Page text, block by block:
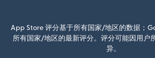
App Store 评分基于所有国家/地区的数据；
所有国家/地区的最新评分。评分可能因用户
异。